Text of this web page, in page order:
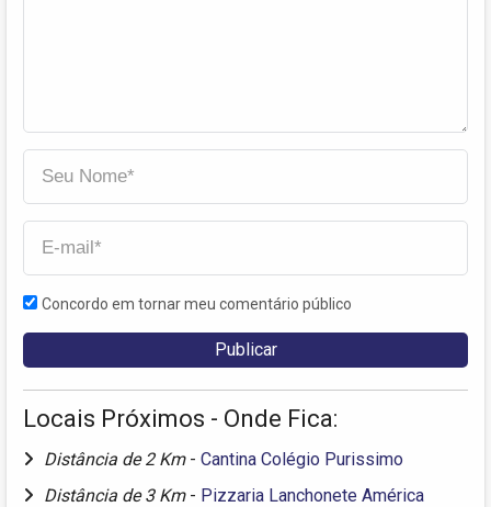
Concordo em tornar meu comentário público
Locais Próximos - Onde Fica:
Distância de 2 Km - Cantina Colégio Purissimo
Distância de 3 Km - Pizzaria Lanchonete América